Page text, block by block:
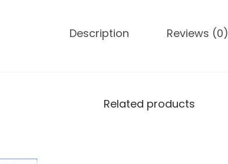
Description Reviews (0)
Related products